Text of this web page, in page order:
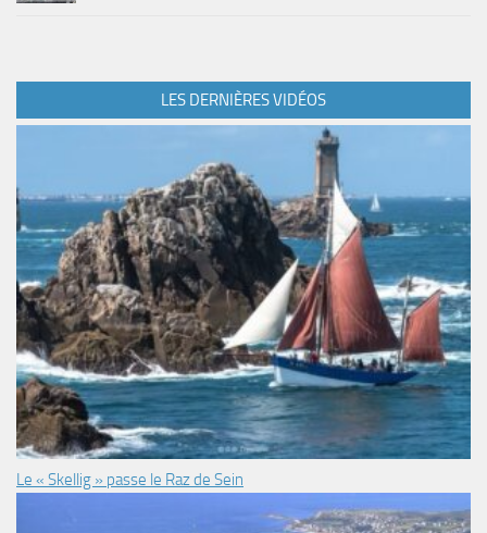
LES DERNIÈRES VIDÉOS
Le « Skellig » passe le Raz de Sein